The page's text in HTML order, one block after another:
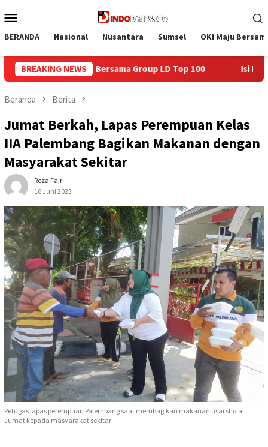
ke
Mobile
BERANDA Nasional Nusantara Sumsel OKI Maju
BREAKING NEWS
LD Top 100 Isi Kemerdekaan dengan Kepedulian,
Beranda Berita
Jumat Berkah, Lapas Perempuan Kelas
IIA Palembang Bagikan Makanan dengan
Masyarakat Sekitar
Reza Fajri
16 Juni 2023
Petugas lapas perempuan Palembang saat membagikan makanan usai sholat
Jumat kepada masyarakat sekitar